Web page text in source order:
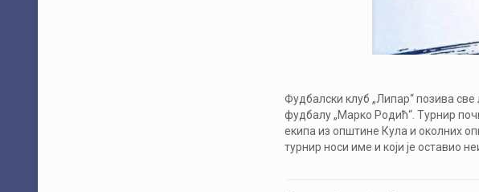
Фудбалски клуб „Липар“ позива
фудбалу „Марко Родић“. Турнир
екипа из општине Кула и околних
турнир носи име и који је оставио